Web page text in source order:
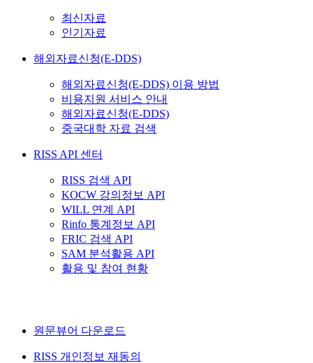
최신자료
인기자료
해외자료신청(E-DDS)
해외자료신청(E-DDS) 이용 방법
비용지원 서비스 안내
해외자료신청(E-DDS)
중국대학 자료 검색
RISS API 센터
RISS 검색 API
KOCW 강의정보 API
WILL 연계 API
Rinfo 통계정보 API
FRIC 검색 API
SAM 분석활용 API
활용 및 참여 현황
원문뷰어 다운로드
RISS 개인정보 재동의